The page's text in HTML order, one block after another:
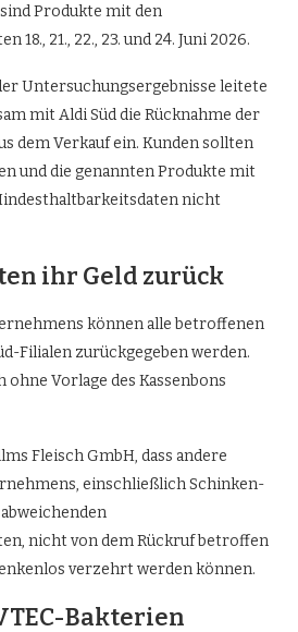
Produkte mit den
18., 21., 22., 23. und 24. Juni 2026.
Untersuchungsergebnisse leitete
mit Aldi Süd die Rücknahme der
dem Verkauf ein. Kunden sollten
und die genannten Produkte mit
nicht
ihr Geld zurück
können alle betroffenen
Filialen zurückgegeben werden.
ohne Vorlage des Kassenbons
Fleisch GmbH, dass andere
einschließlich Schinken-
nicht von dem Rückruf betroffen
verzehrt werden können.
Bakterien